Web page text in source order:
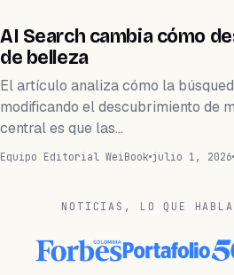
TECNOLOGÍA
AI Search cambia cómo
de belleza
El artículo analiza cómo la
modificando el descubrimiento de
central es que las…
Equipo Editorial WeiBook julio 1, 2026
NOTICIAS, LO QUE